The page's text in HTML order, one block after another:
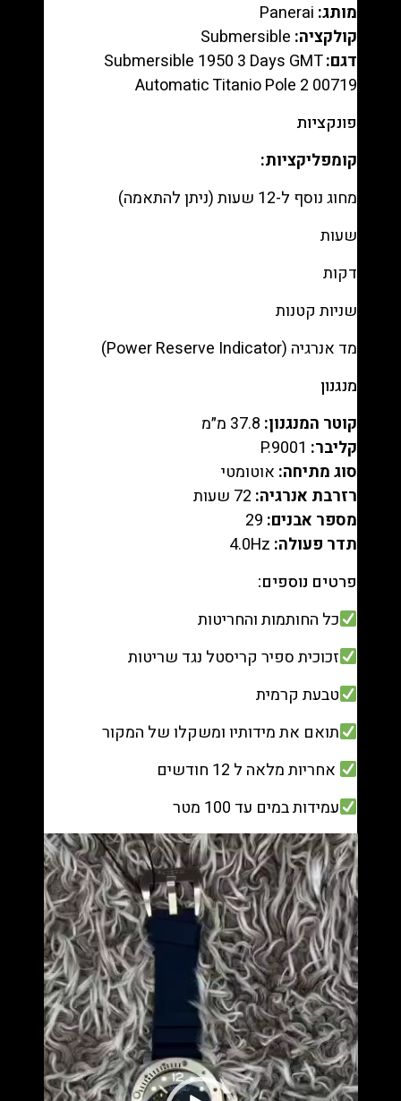
מותג:
קולקציה:
דגם:Submersible 1950 3 Days GMT
Automatic Titanio Pole 2 00719
פונקציות
קומפליקציות:
מחוג נוסף ל-12 שעות (ניתן להתאמה)
שעות
דקות
שניות קטנות
מד אנרגיה (Power Reserve Indicator)
מנגנון
קוטר המנגנון:
קליבר:
סוג מתיחה: אוטומטי
רזרבת אנרגיה:
מספר אבנים:
תדר פעולה:
פרטים נוספים:
כל החותמות והחריטות
זכוכית ספיר קריסטל נגד שריטות
טבעת קרמית
תואם את מידותיו ומשקלו של המקור
אחריות מלאה ל 12 חודשים
עמידות במים עד 100 מטר
נגן
וידאו